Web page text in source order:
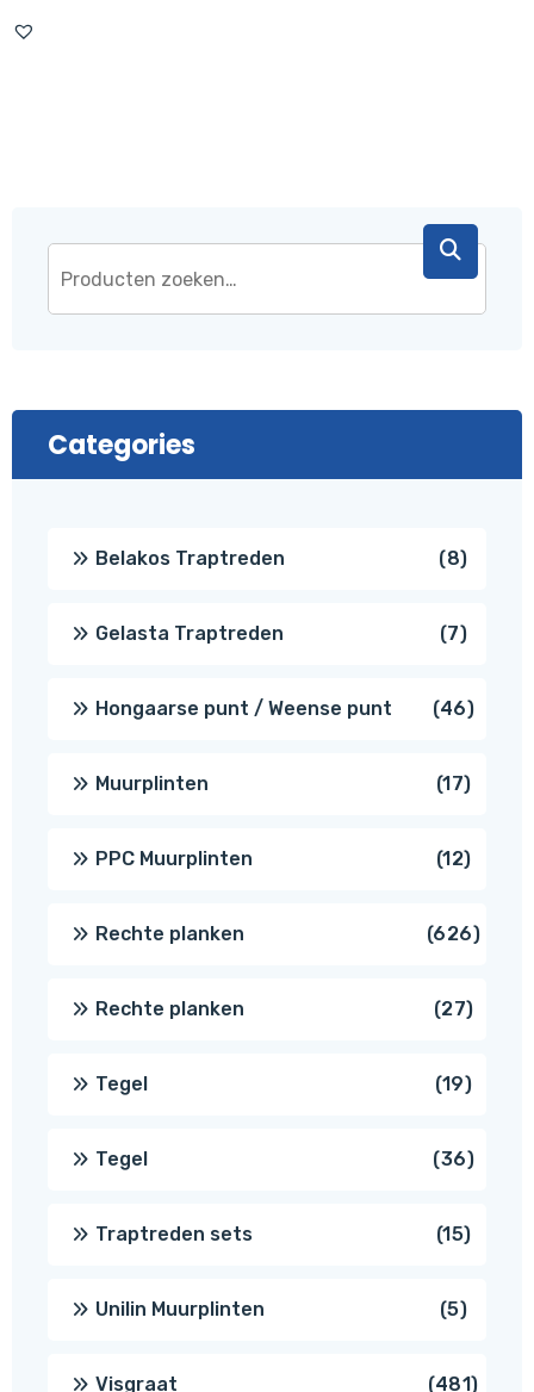
Categories
Belakos Traptreden 88
Gelasta Traptreden 77
Hongaarse punt / Weense punt 4646
Muurplinten 1717
PPC Muurplinten 1212
Rechte planken 626626
Rechte planken 2727
Tegel 1919
Tegel 3636
Traptreden sets 1515
Unilin Muurplinten 55
Visgraat 481481